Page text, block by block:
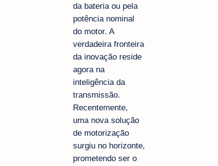
da bateria ou pela
potência nominal
do motor. A
verdadeira fronteira
da inovação reside
agora na
inteligência da
transmissão.
Recentemente,
uma nova solução
de motorização
surgiu no horizonte,
prometendo ser o